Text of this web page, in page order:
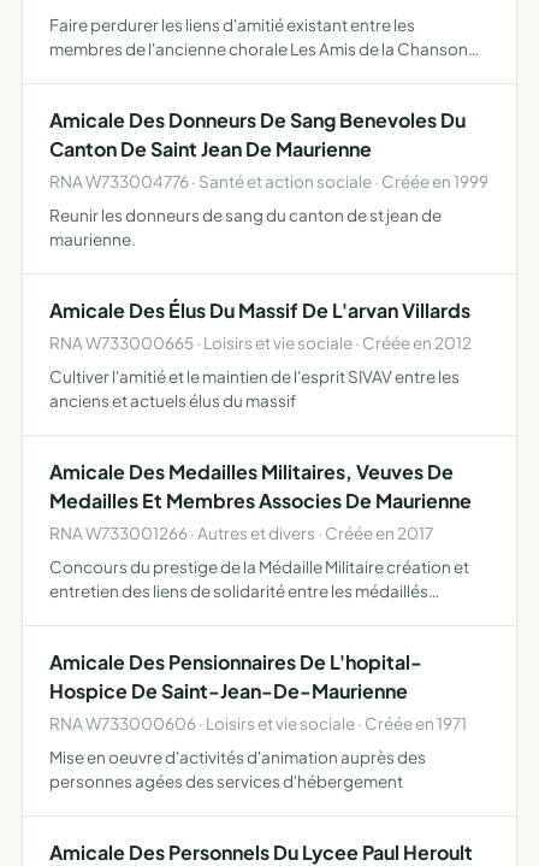
Faire perdurer les liens d'amitié existant entre les
membres de l'ancienne chorale Les Amis de la Chanson
Amicale Des Donneurs De Sang Benevoles Du
Canton De Saint Jean De Maurienne
RNA W733004776 · Santé et action sociale · Créée en 1999
Reunir les donneurs de sang du canton de st jean de
maurienne.
Amicale Des Élus Du Massif De L'arvan Villards
RNA W733000665 · Loisirs et vie sociale · Créée en 2012
Cultiver l'amitié et le maintien de l'esprit SIVAV entre les
anciens et actuels élus du massif
Amicale Des Medailles Militaires, Veuves De
Medailles Et Membres Associes De Maurienne
RNA W733001266 · Autres et divers · Créée en 2017
Concours du prestige de la Médaille Militaire création et
entretien des liens de solidarité entre les médaillés
Militaire…
Amicale Des Pensionnaires De L'hopital-
Hospice De Saint-Jean-De-Maurienne
RNA W733000606 · Loisirs et vie sociale · Créée en 1971
Mise en oeuvre d'activités d'animation auprès des
personnes agées des services d'hébergement
Amicale Des Personnels Du Lycee Paul Heroult